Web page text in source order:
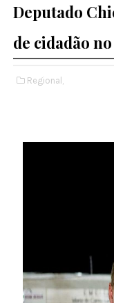
Deputado
de cidadão
Regional,